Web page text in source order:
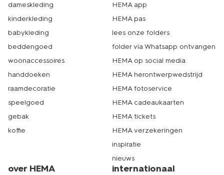
dameskleding
kinderkleding
babykleding
beddengoed
woonaccessoires
handdoeken
raamdecoratie
speelgoed
gebak
koffie
HEMA app
HEMA pas
lees onze folders
folder via Whatsapp ontvangen
HEMA op social media
HEMA herontwerpwedstrijd
HEMA fotoservice
HEMA cadeaukaarten
HEMA tickets
HEMA verzekeringen
inspiratie
nieuws
over HEMA internationaal